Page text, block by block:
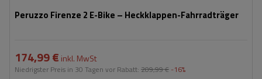
Peruzzo Firenze 2 E-Bike – Heckklappen-Fahrradträger
174,99 € inkl. MwSt
Niedrigster Preis in 30 Tagen vor Rabatt: 209,99 € -16%